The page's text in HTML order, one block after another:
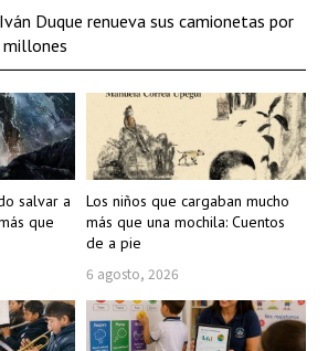
salvar a
que
Los niños que cargaban mucho
más que una mochila: Cuentos
de a pie
6 agosto, 2026
Duque renueva sus camionetas por